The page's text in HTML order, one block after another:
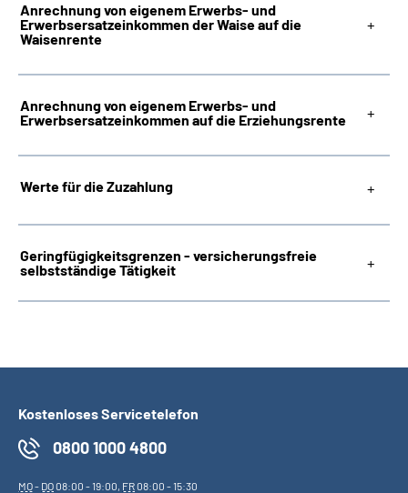
Anrechnung von eigenem Erwerbs- und
Erwerbsersatzeinkommen der Waise auf die
Waisenrente
Anrechnung von eigenem Erwerbs- und
Erwerbsersatzeinkommen auf die Erziehungsrente
Werte für die Zuzahlung
Geringfügigkeitsgrenzen - versicherungsfreie
selbstständige Tätigkeit
Kostenloses Servicetelefon
0800 1000 4800
MO- DO08:00 - 19:00, FR08:00 - 15:30